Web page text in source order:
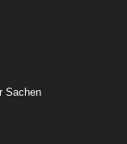
Sachen